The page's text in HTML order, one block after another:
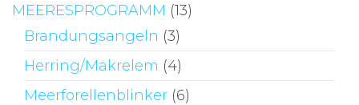
MEERESPROGRAMM (13)
Brandungsangeln (3)
Herring/Makrelem (4)
Meerforellenblinker (6)